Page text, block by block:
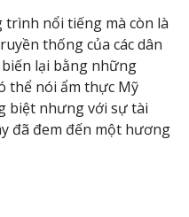
nổi tiếng mà còn là
thống của các dân
lại bằng những
thể nói ẩm thực Mỹ
biệt nhưng với sự tài
đã đem đến một hương